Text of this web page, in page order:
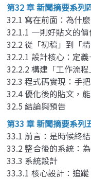
第32 章 新聞摘要系列
32.1 寫在前面：為什
32.1.1 一則好貼文的
32.2 從「初稿」到「
32.2.1 設計核心：定
32.2.2 構建「工作流
32.3 程式碼實現：手
32.4 優化後的貼文，
32.5 結論與預告
第33 章 新聞摘要系列
33.1 前言：是時候終
33.2 整合後的系統：
33.3 系統設計
33.3.1 核心設計：追